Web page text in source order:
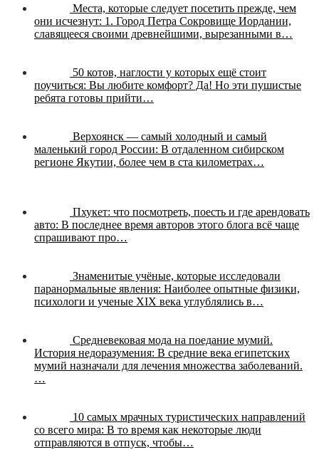
Места, которые следует посетить прежде, чем
они исчезнут: 1. Город Петра Сокровище Иордании,
славящееся своими древнейшими, вырезанными в…
50 котов, наглости у которых ещё стоит
поучиться: Вы любите комфорт? Да! Но эти пушистые
ребята готовы прийти…
Верхоянск — самый холодный и самый
маленький город России: В отдаленном сибирском
регионе Якутии, более чем в ста километрах…
Пхукет: что посмотреть, поесть и где арендовать
авто: В последнее время авторов этого блога всё чаще
спрашивают про…
Знаменитые учёные, которые исследовали
паранормальные явления: Наиболее опытные физики,
психологи и ученые XIX века углублялись в…
Средневековая мода на поедание мумий.
История недоразумения: В средние века египетских
мумий назначали для лечения множества заболеваний.
…
10 самых мрачных туристических направлений
со всего мира: В то время как некоторые люди
отправляются в отпуск, чтобы…